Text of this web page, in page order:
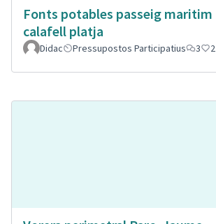
Fonts potables passeig maritim
calafell platja
Didac Pressupostos Participatius 3 2